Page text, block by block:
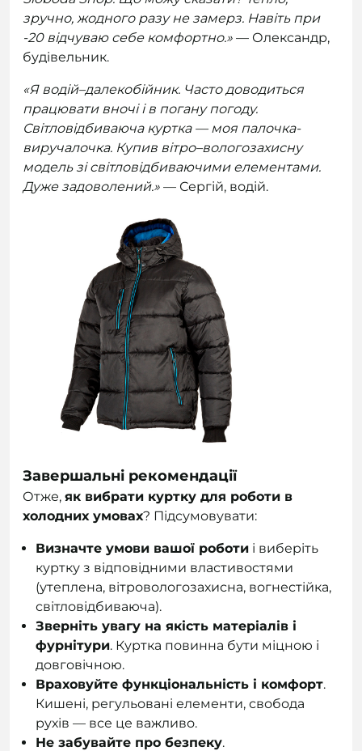
зручно, жодного разу не замерз. Навіть при
-20 відчуваю себе комфортно.» — Олександр,
будівельник.
«Я водій–далекобійник. Часто доводиться
працювати вночі і в погану погоду.
Світловідбиваюча куртка — моя палочка-
виручалочка. Купив вітро–вологозахисну
модель зі світловідбиваючими елементами.
Дуже задоволений.» — Сергій, водій.
Завершальні рекомендації
Отже, як вибрати куртку для роботи в
холодних умовах? Підсумовувати:
Визначте умови вашої роботи і виберіть
куртку з відповідними властивостями
(утеплена, вітровологозахисна, вогнестійка,
світловідбиваюча).
Зверніть увагу на якість матеріалів і
фурнітури. Куртка повинна бути міцною і
довговічною.
Враховуйте функціональність і комфорт.
Кишені, регульовані елементи, свобода
рухів — все це важливо.
Не забувайте про безпеку.